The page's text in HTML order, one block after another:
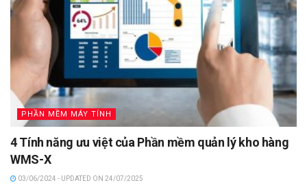
PHẦN MỀM MÁY TÍNH
4 Tính năng ưu việt của Phần mềm quản lý kho hàng
WMS-X
03/06/2024 - UPDATED ON 24/07/2025